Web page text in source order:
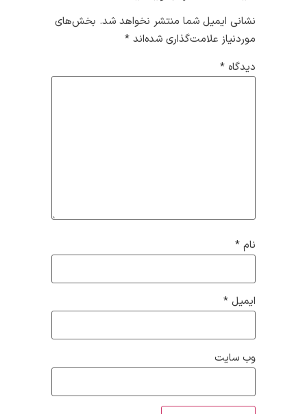
نشانی ایمیل شما منتشر نخواهد شد. بخش‌های
موردنیاز علامت‌گذاری شده‌اند*